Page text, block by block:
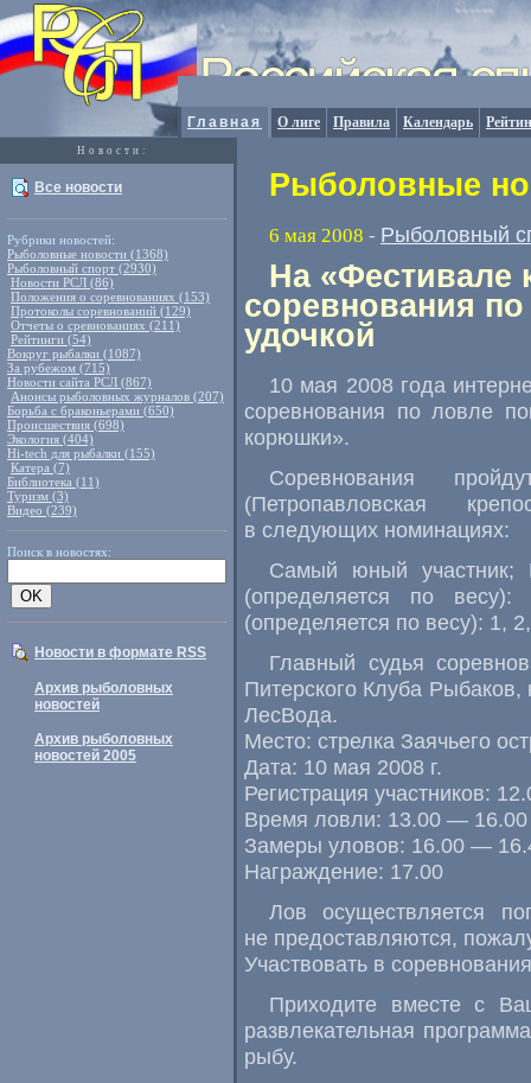
Главная О лиге Правила Календарь
Новости:
Все новости
Рубрики новостей:
Рыболовные новости (1368)
Рыболовный спорт (2930)
Новости РСЛ (86)
Положения о соревнованиях (153)
Протоколы соревнований (129)
Отчеты о сревнованиях (211)
Рейтинги (54)
Вокруг рыбалки (1087)
За рубежом (715)
Новости сайта РСЛ (867)
Анонсы рыболовных журналов (207)
Борьба с браконьерами (650)
Происшествия (698)
Экология (404)
Hi-tech для рыбалки (155)
Катера (7)
Библиотека (11)
Туризм (3)
Видео (239)
Поиск в новостях:
Новости в формате RSS
Архив рыболовных
новостей
Архив рыболовных
новостей 2005
Рыболовные
6 мая 2008 - Рыболовный
На «Фестивале
соревнования
удочкой
10 мая 2008 года
соревнования по ловле
корюшки».
Соревнования
(Петропавловская
в следующих номинациях:
Самый юный участник;
(определяется по
(определяется по весу): 1,
Главный судья
Питерского Клуба Рыбаков,
ЛесВода.
Место: стрелка Заячьего
Дата: 10 мая 2008 г.
Регистрация участников:
Время ловли: 13.00 — 16.00
Замеры уловов: 16.00 —
Награждение: 17.00
Лов осуществляется
не предоставляются,
Участвовать в
Приходите вместе с
развлекательная
рыбу.